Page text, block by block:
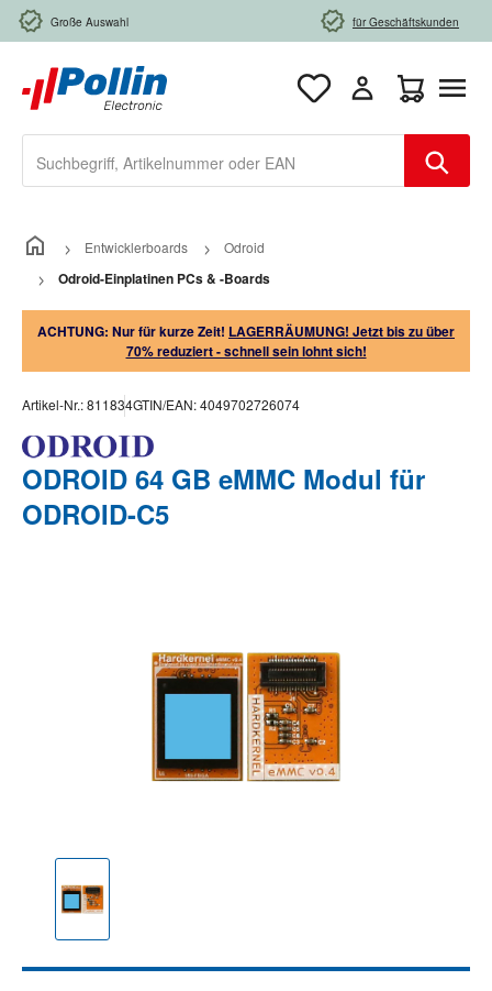
Zum Hauptinhalt springen
Große Auswahl für Geschäftskunden
Entwicklerboards Odroid
Odroid-Einplatinen PCs & -Boards
ACHTUNG: Nur für kurze Zeit! LAGERRÄUMUNG! Jetzt bis zu über
70% reduziert - schnell sein lohnt sich!
Artikel-Nr.:811834GTIN/EAN:4049702726074
ODROID 64 GB eMMC Modul für
ODROID-C5